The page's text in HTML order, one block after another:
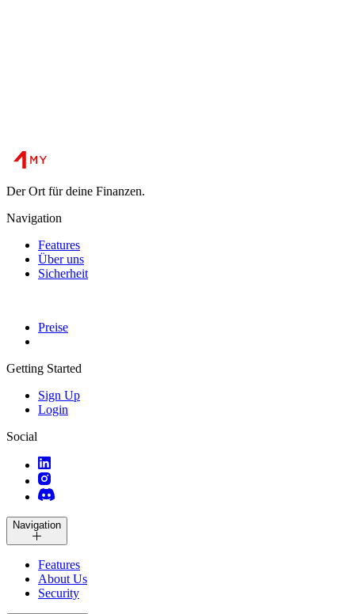
Der Ort für deine Finanzen.
Navigation
Features
Über uns
Sicherheit
Preise
Getting Started
Sign Up
Login
Social
Navigation
Features
About Us
Security